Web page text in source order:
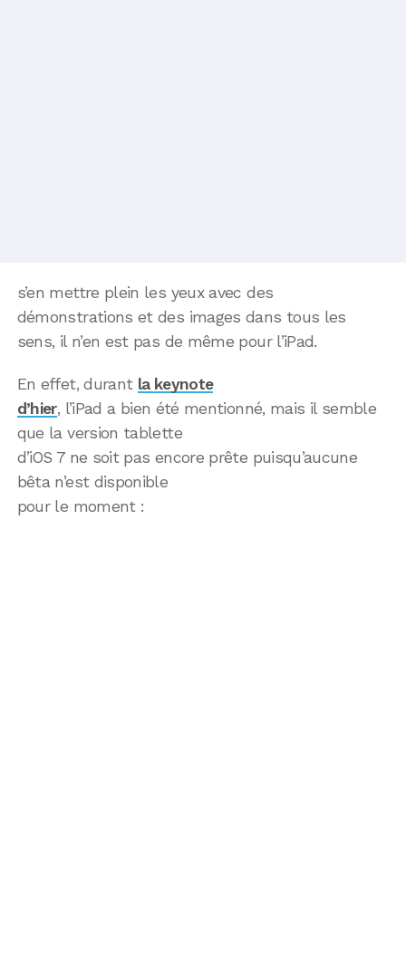
s’en mettre plein les yeux avec des
démonstrations et des images dans tous les
sens, il n’en est pas de même pour l’iPad.
En effet, durant la keynote
d’hier, l’iPad a bien été mentionné, mais il semble
que la version tablette
d’iOS 7 ne soit pas encore prête puisqu’aucune
bêta n’est disponible
pour le moment :